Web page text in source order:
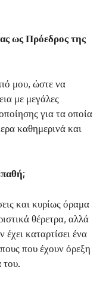
ως Πρόεδρος της
μου, ώστε να
με μεγάλες
για τα οποία
καθημερινά και
και κυρίως όραμα
θέρετρα, αλλά
καταρτίσει ένα
που έχουν όρεξη
του.